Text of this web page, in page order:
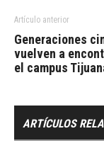
Artículo anterior
Generaciones
vuelven a
el campus
ARTÍCULOS